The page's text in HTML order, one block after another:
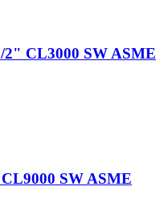
CL3000 SW ASME
SW ASME